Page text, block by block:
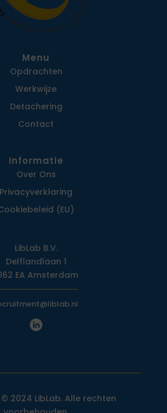
Menu
Opdrachten
Werkwijze
Detachering
Contact
Informatie
Over Ons
Privacy­verklaring
(EU)
LibLab B.V.
Delflandlaan 1
EA Amsterdam
2024 LibLab. Alle rechten